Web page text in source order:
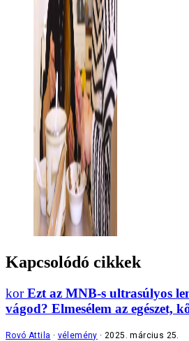
Kapcsolódó cikkek
Ezt az MNB-s ultrasúlyos
vágod? Elmesélem az egészet,
Rovó Attila vélemény 2025. március 25.